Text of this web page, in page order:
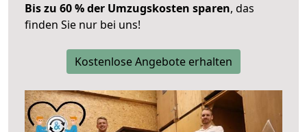
Bis zu 60 % der Umzugskosten sparen, das
finden Sie nur bei uns!
Kostenlose Angebote erhalten